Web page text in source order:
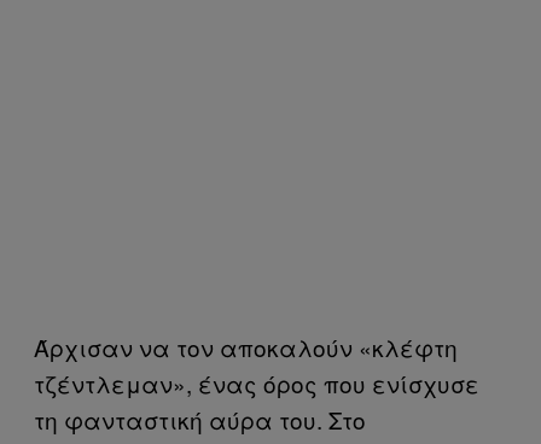
Άρχισαν να τον αποκαλούν «κλέφτη
τζέντλεμαν», ένας όρος που ενίσχυσε
τη φανταστική αύρα του. Στο